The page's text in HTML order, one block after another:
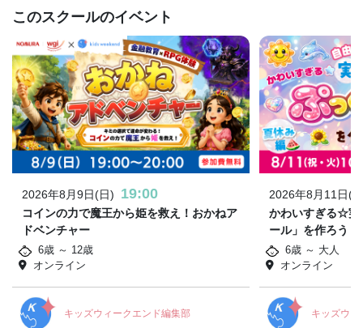
このスクールのイベント
2026年8月9日(日) 19:00
コインの力で魔王から姫を救え！おかねア
ドベンチャー
6歳 ～ 12歳
オンライン
キッズウィークエンド編集部
2026年8月11日(
かわいすぎる☆実
ール」を作ろう！
6歳 ～ 大人
オンライン
キッズウィ